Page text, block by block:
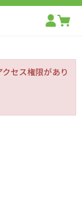
セス権限があり